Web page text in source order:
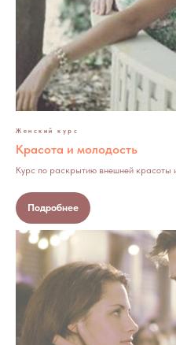
Женский курс
Красота и молодость
Курс по раскрытию внешней красоты
Подробнее